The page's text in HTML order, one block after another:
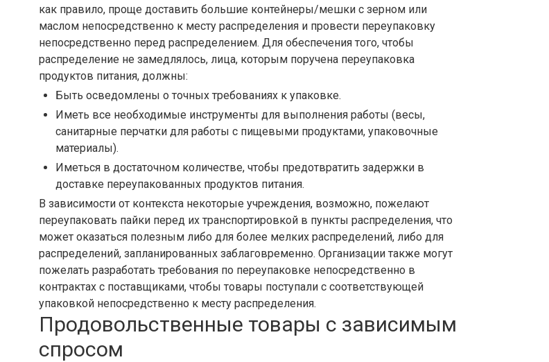
как правило, проще доставить большие контейнеры/мешки с зерном или
маслом непосредственно к месту распределения и провести переупаковку
непосредственно перед распределением. Для обеспечения того, чтобы
распределение не замедлялось, лица, которым поручена переупаковка
продуктов питания, должны:
Быть осведомлены о точных требованиях к упаковке.
Иметь все необходимые инструменты для выполнения работы (весы,
санитарные перчатки для работы с пищевыми продуктами, упаковочные
материалы).
Иметься в достаточном количестве, чтобы предотвратить задержки в
доставке переупакованных продуктов питания.
В зависимости от контекста некоторые учреждения, возможно, пожелают
переупаковать пайки перед их транспортировкой в пункты распределения, что
может оказаться полезным либо для более мелких распределений, либо для
распределений, запланированных заблаговременно. Организации также могут
пожелать разработать требования по переупаковке непосредственно в
контрактах с поставщиками, чтобы товары поступали с соответствующей
упаковкой непосредственно к месту распределения.
Продовольственные товары с зависимым
спросом